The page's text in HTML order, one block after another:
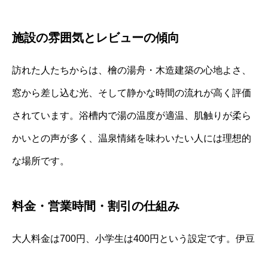
施設の雰囲気とレビューの傾向
訪れた人たちからは、檜の湯舟・木造建築の心地よさ、
窓から差し込む光、そして静かな時間の流れが高く評価
されています。浴槽内で湯の温度が適温、肌触りが柔ら
かいとの声が多く、温泉情緒を味わいたい人には理想的
な場所です。
料金・営業時間・割引の仕組み
大人料金は700円、小学生は400円という設定です。伊豆